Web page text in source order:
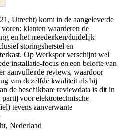
Utrecht) komt in de aangeleverde
klanten waarderen de
en het meedenken/duidelijk
storingsherstel en
Op Werkspot verschijnt wel
installatie-focus en een belofte van
aanvullende reviews, waardoor
van dezelfde kwaliteit als bij
de beschikbare reviewdata is dit in
partij voor elektrotechnische
tevens aanverwante
Nederland